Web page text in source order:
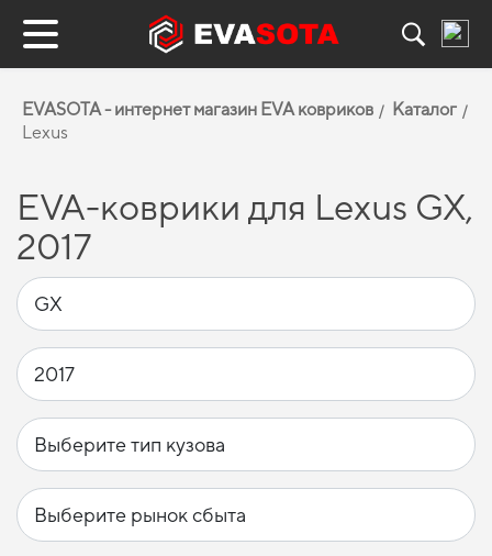
EVASOTA - интернет магазин EVA ковриков
Каталог
Lexus
EVA-коврики для Lexus GX,
2017